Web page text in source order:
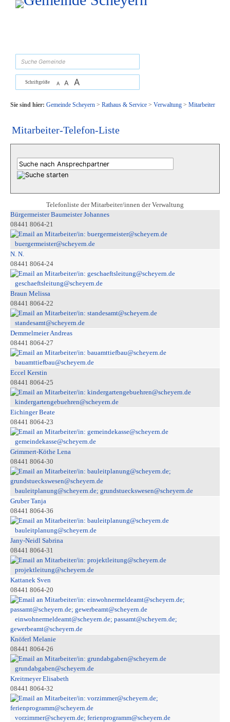
Zum Inhalt, zur Navigationoder zur Startseite springen.
Schriftgröße A A A
Sie sind hier: Gemeinde Scheyern> Rathaus & Service> Verwaltung> Mitarbeiter
Mitarbeiter-Telefon-Liste
Telefonliste der Mitarbeiter/innen der Verwaltung
Bürgermeister Baumeister Johannes
08441 8064-21
buergermeister@scheyern.de
N. N.
08441 8064-24
geschaeftsleitung@scheyern.de
Braun Melissa
08441 8064-22
standesamt@scheyern.de
Demmelmeier Andreas
08441 8064-27
bauamttiefbau@scheyern.de
Eccel Kerstin
08441 8064-25
kindergartengebuehren@scheyern.de
Eichinger Beate
08441 8064-23
gemeindekasse@scheyern.de
Grimmert-Köthe Lena
08441 8064-30
bauleitplanung@scheyern.de; grundstueckswesen@scheyern.de
Gruber Tanja
08441 8064-36
bauleitplanung@scheyern.de
Jany-Neidl Sabrina
08441 8064-31
projektleitung@scheyern.de
Kattanek Sven
08441 8064-20
einwohnermeldeamt@scheyern.de; passamt@scheyern.de;
gewerbeamt@scheyern.de
Knöferl Melanie
08441 8064-26
grundabgaben@scheyern.de
Kreitmeyer Elisabeth
08441 8064-32
vorzimmer@scheyern.de; ferienprogramm@scheyern.de